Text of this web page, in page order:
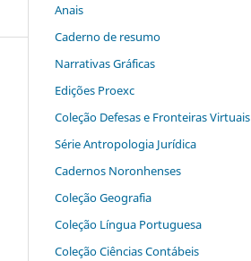
Anais
Caderno de resumo
Narrativas Gráficas
Edições Proexc
Coleção Defesas e Fronteiras Virtuais
Série Antropologia Jurídica
Cadernos Noronhenses
Coleção Geografia
Coleção Língua Portuguesa
Coleção Ciências Contábeis